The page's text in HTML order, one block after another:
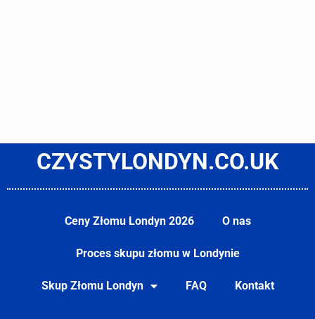
CZYSTYLONDYN.CO.UK
Ceny Złomu Londyn 2026 O nas
Proces skupu złomu w Londynie
Skup Złomu Londyn FAQ Kontakt